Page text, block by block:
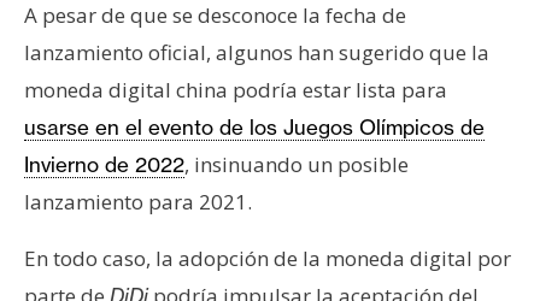
A pesar de que se desconoce la fecha de
lanzamiento oficial, algunos han sugerido que la
moneda digital china podría estar lista para
usarse en el evento de los Juegos Olímpicos de
Invierno de 2022, insinuando un posible
lanzamiento para 2021.
En todo caso, la adopción de la moneda digital por
DiDi